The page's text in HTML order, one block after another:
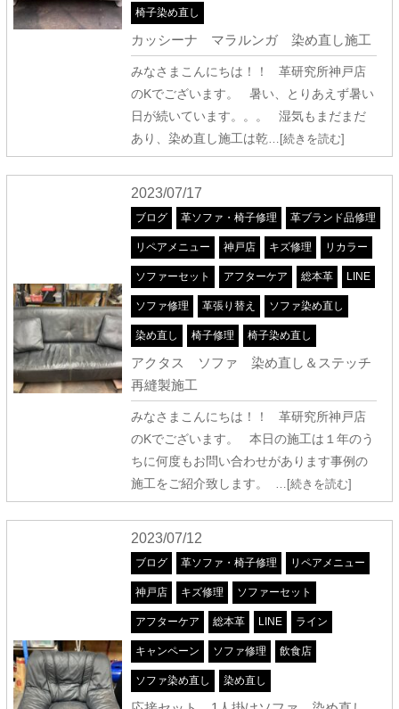
椅子染め直し
カッシーナ マラルンガ 染め直し施工
みなさまこんにちは！！ 革研究所神戸店
のKでございます。 暑い、とりあえず暑い
日が続いています。。。 湿気もまだまだ
あり、染め直し施工は乾…[続きを読む]
2023/07/17
ブログ 革ソファ・椅子修理 革ブランド品修理
リペアメニュー 神戸店 キズ修理 リカラー
ソファーセット アフターケア 総本革 LINE
ソファ修理 革張り替え ソファ染め直し
染め直し 椅子修理 椅子染め直し
アクタス ソファ 染め直し＆ステッチ
再縫製施工
みなさまこんにちは！！ 革研究所神戸店
のKでございます。 本日の施工は１年のう
ちに何度もお問い合わせがあります事例の
施工をご紹介致します。 …[続きを読む]
2023/07/12
ブログ 革ソファ・椅子修理 リペアメニュー
神戸店 キズ修理 ソファーセット
アフターケア 総本革 LINE ライン
キャンペーン ソファ修理 飲食店
ソファ染め直し 染め直し